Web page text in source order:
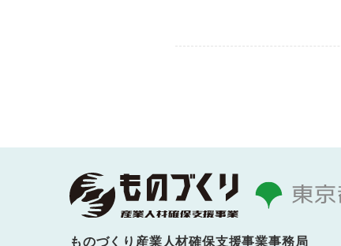
ものづくり産業人材確保支援事業事務局